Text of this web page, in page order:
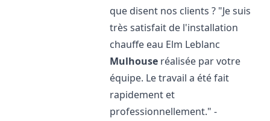
que disent nos clients ? "Je suis
très satisfait de l'installation
chauffe eau Elm Leblanc
Mulhouse réalisée par votre
équipe. Le travail a été fait
rapidement et
professionnellement." -